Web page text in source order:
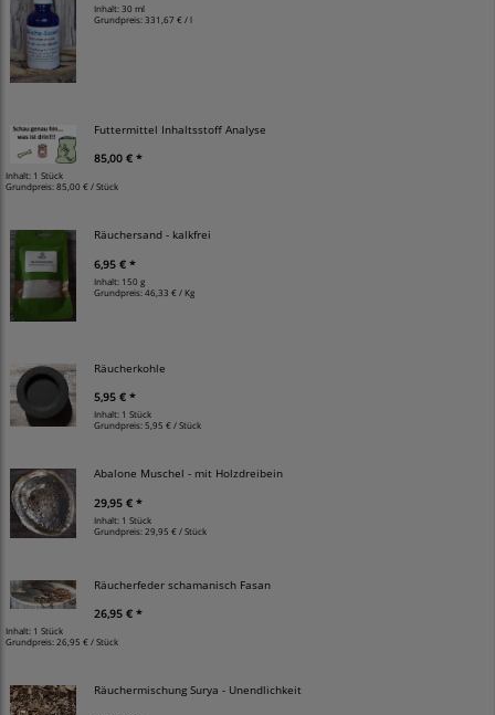
Inhalt: 30 ml
Grundpreis:331,67 € / l
Futtermittel Inhaltsstoff Analyse
85,00 € *
Inhalt: 1 Stück
Grundpreis:85,00 € / Stück
Räuchersand - kalkfrei
6,95 € *
Inhalt: 150 g
Grundpreis:46,33 € / Kg
Räucherkohle
5,95 € *
Inhalt: 1 Stück
Grundpreis:5,95 € / Stück
Abalone Muschel - mit Holzdreibein
29,95 € *
Inhalt: 1 Stück
Grundpreis: 29,95 € / Stück
Räucherfeder schamanisch Fasan
26,95 € *
Inhalt: 1 Stück
Grundpreis:26,95 € / Stück
Räuchermischung Surya - Unendlichkeit